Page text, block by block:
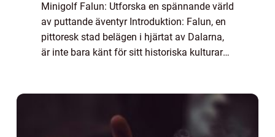
Minigolf Falun: Utforska en spännande värld
av puttande äventyr Introduktion: Falun, en
pittoresk stad belägen i hjärtat av Dalarna,
är inte bara känt för sitt historiska kulturarv